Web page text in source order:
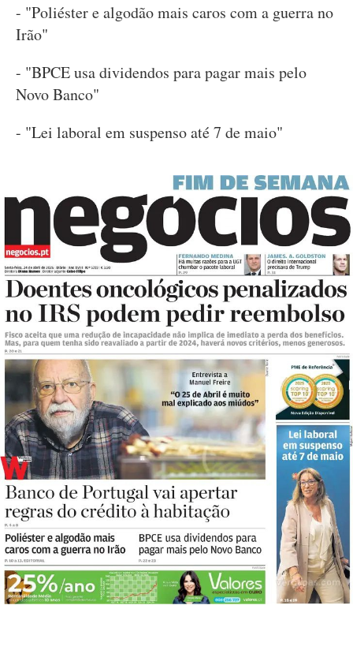
- "Poliéster e algodão mais caros com a guerra no
Irão"
- "BPCE usa dividendos para pagar mais pelo
Novo Banco"
- "Lei laboral em suspenso até 7 de maio"